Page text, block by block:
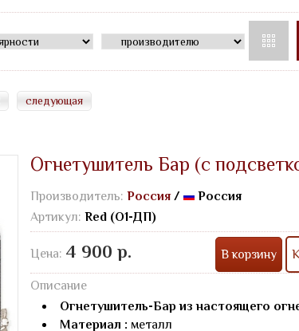
следующая
Огнетушитель Бар (с
Производитель: Россия/
Россия
Артикул: Red (О1-ДП)
Цена: 4 900 р. В корзину
Описание
Огнетушитель-Бар из настоящего
Материал : металл